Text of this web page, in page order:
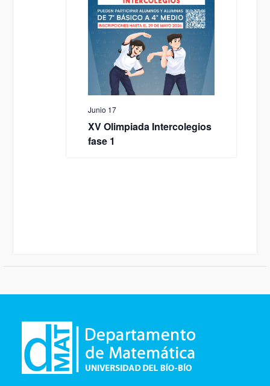
Junio 17
XV Olimpiada Intercolegios
fase 1